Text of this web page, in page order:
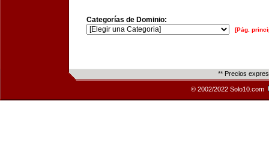
Categorías de Dominio:
[Pág.
** Precios
© 2002/2022 Solo10.com